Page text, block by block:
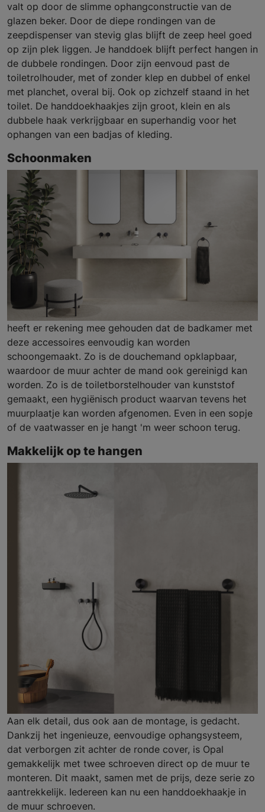
valt op door de slimme ophangconstructie van de
glazen beker. Door de diepe rondingen van de
zeepdispenser van stevig glas blijft de zeep heel goed
op zijn plek liggen. Je handdoek blijft perfect hangen in
de dubbele rondingen. Door zijn eenvoud past de
toiletrolhouder, met of zonder klep en dubbel of enkel
met planchet, overal bij. Ook op zichzelf staand in het
toilet. De handdoekhaakjes zijn groot, klein en als
dubbele haak verkrijgbaar en superhandig voor het
ophangen van een badjas of kleding.
Schoonmaken
heeft er rekening mee gehouden dat de badkamer met
deze accessoires eenvoudig kan worden
schoongemaakt. Zo is de douchemand opklapbaar,
waardoor de muur achter de mand ook gereinigd kan
worden. Zo is de toiletborstelhouder van kunststof
gemaakt, een hygiënisch product waarvan tevens het
muurplaatje kan worden afgenomen. Even in een sopje
of de vaatwasser en je hangt 'm weer schoon terug.
Makkelijk op te hangen
Aan elk detail, dus ook aan de montage, is gedacht.
Dankzij het ingenieuze, eenvoudige ophangsysteem,
dat verborgen zit achter de ronde cover, is Opal
gemakkelijk met twee schroeven direct op de muur te
monteren. Dit maakt, samen met de prijs, deze serie zo
aantrekkelijk. Iedereen kan nu een handdoekhaakje in
de muur schroeven.